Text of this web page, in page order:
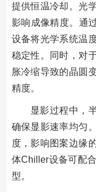
提供恒温冷却。光
影响成像精度。通
设备将光学系统温
稳定性。同时，对
胀冷缩导致的晶圆
精度。
显影过程中，
确保显影速率均匀
度，影响图案边缘
体Chiller设备可配
型。